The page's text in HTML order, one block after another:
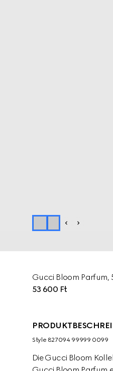
Gucci Bloom Parfum,
53 600 Ft
Style ‎827094 99999 0099
Die Gucci Bloom